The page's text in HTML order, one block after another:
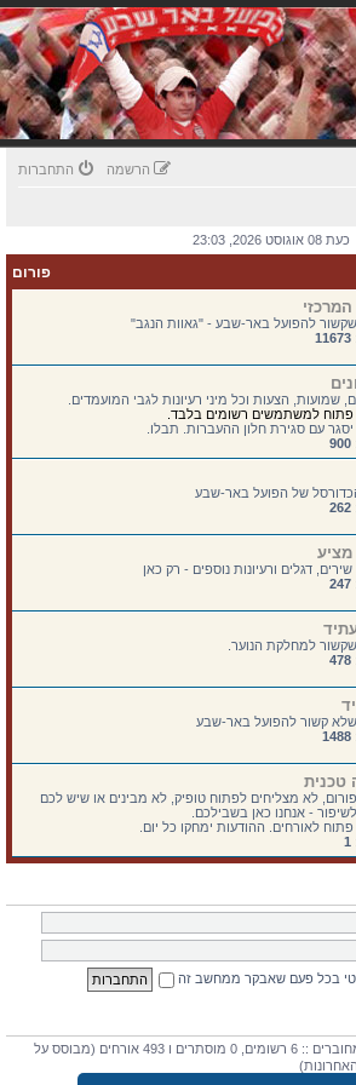
התחברות הרשמה
כעת 08 אוגוסט 2026, 23:03
פורום
המרכזי
להפועל באר-שבע - "גאוות הנגב"
11673
שמועות, הצעות וכל מיני רעיונות לגבי המועמדים.
פתוח למשתמשים רשומים בלבד.
יסגר עם סגירת חלון ההעברות. תבלו.
900
של הפועל באר-שבע
262
מציע
דגלים ורעיונות נוספים - רק כאן
247
למחלקת הנוער.
478
קשור להפועל באר-שבע
1488
טכנית
לא מצליחים לפתוח טופיק, לא מבינים או שיש לכם
- אנחנו כאן בשבילכם.
פתוח לאורחים. ההודעות ימחקו כל יום.
1
בכל פעם שאבקר ממחשב זה
משתמשים מחוברים :: 6 רשומים, 0 מוסתרים ו 493 אורחים (מבוסס על